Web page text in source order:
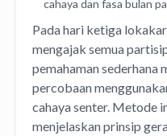
cahaya dan fasa bulan
Pada hari ketiga
mengajak semua
pemahaman sederhana
percobaan
cahaya senter. Metode
menjelaskan prinsip